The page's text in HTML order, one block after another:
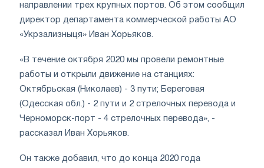
направлении трех крупных портов. Об этом сообщил
директор департамента коммерческой работы АО
«Укрзализныця» Иван Хорьяков.
«В течение октября 2020 мы провели ремонтные
работы и открыли движение на станциях:
Октябрьская (Николаев) - 3 пути; Береговая
(Одесская обл.) - 2 пути и 2 стрелочных перевода и
Черноморск-порт - 4 стрелочных перевода», -
рассказал Иван Хорьяков.
Он также добавил, что до конца 2020 года